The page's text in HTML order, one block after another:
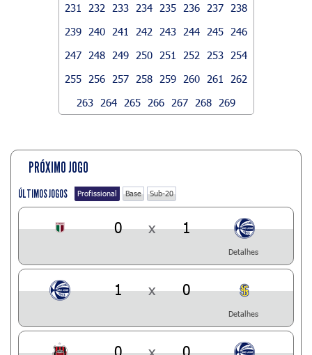
231
232 233 234 235 236 237
238
239
240 241 242 243 244 245
246
247
248 249 250 251 252 253
254
255
256 257 258 259 260 261
262
263
264 265 266 267 268 269
PRÓXIMO JOGO
ÚLTIMOS JOGOS Profissional Base Sub-20
0 x 1
Detalhes
1 x 0
Detalhes
0 x 0